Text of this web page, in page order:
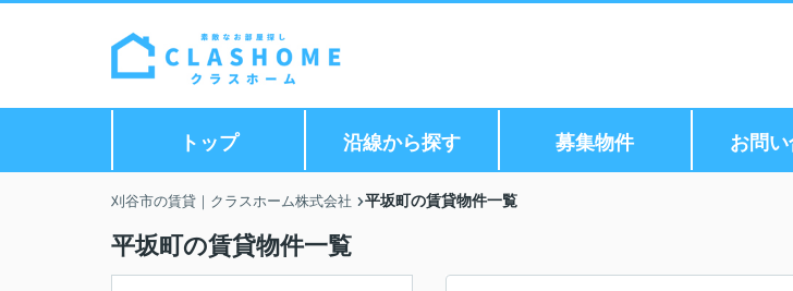
トップ 沿線から探す 募集物件 お問
刈谷市の賃貸｜クラスホーム株式会社 平坂町の賃貸物件一覧
平坂町の賃貸物件一覧